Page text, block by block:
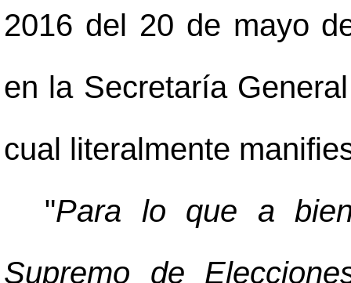
2016 del 20 de mayo
en la Secretaría
cual literalmente
"Para lo que a
Supremo de